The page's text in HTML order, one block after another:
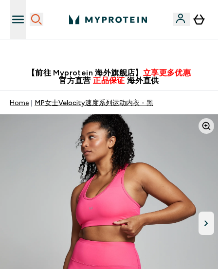
【前往 Myprotein 海外旗舰店】 立享更多优惠
官方直营 正品保证 海外直供
Home MP女士Velocity速度系列运动内衣 - 黑